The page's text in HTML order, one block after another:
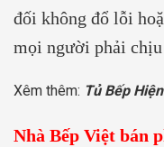
đối không đổ lỗi
mọi người phải
Xêm thêm: Tủ Bếp
Nhà Bếp Việt bán